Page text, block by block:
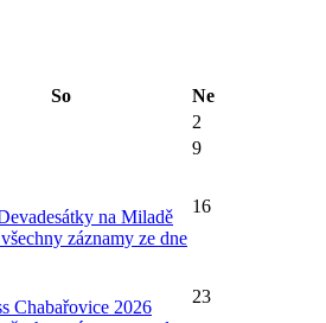
So
Ne
2
9
na Miladě
záznamy ze dne
16
Chabařovice 2026
23